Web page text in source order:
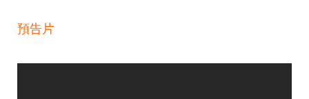
預告片